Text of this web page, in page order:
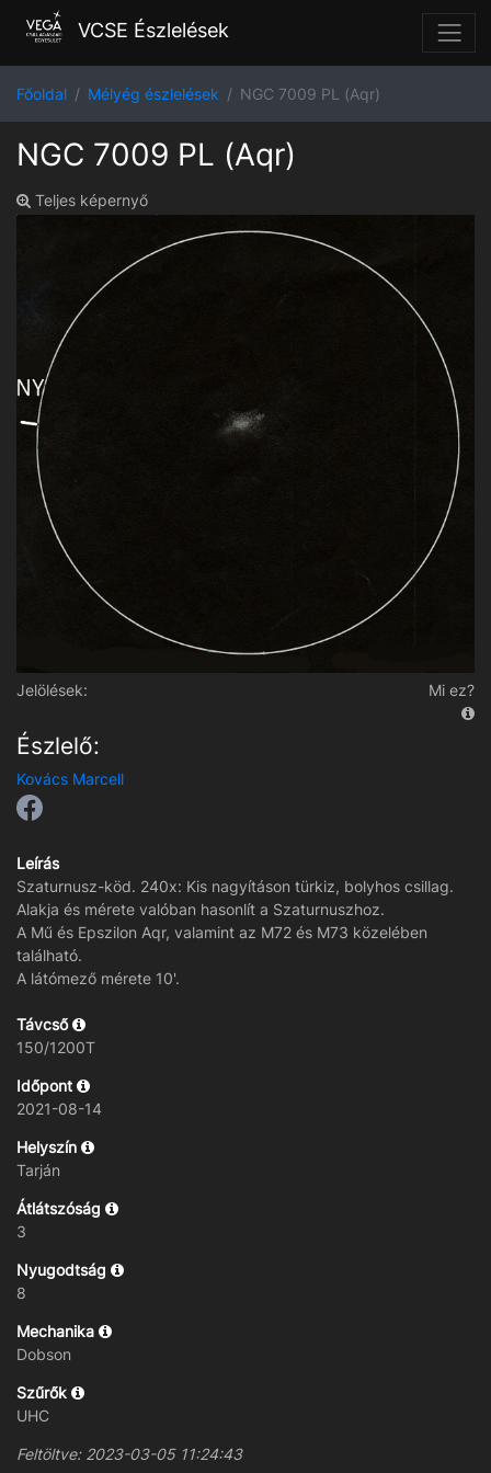
VCSE Észlelések
Főoldal Mélyég észlelések NGC 7009 PL (Aqr)
NGC 7009 PL (Aqr)
Teljes képernyő
Jelölések: Mi ez?
Észlelő:
Kovács Marcell
Leírás
Szaturnusz-köd. 240x: Kis nagyításon türkiz, bolyhos csillag.
Alakja és mérete valóban hasonlít a Szaturnuszhoz.
A Mű és Epszilon Aqr, valamint az M72 és M73 közelében
található.
A látómező mérete 10'.
Távcső
150/1200T
Időpont
2021-08-14
Helyszín
Tarján
Átlátszóság
3
Nyugodtság
8
Mechanika
Dobson
Szűrők
UHC
Feltöltve: 2023-03-05 11:24:43